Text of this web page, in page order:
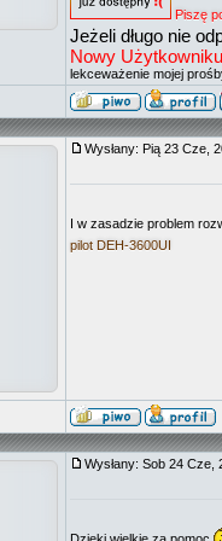
Piszę
Jeżeli długo nie
Nowy
lekceważenie mojej
Wysłany: Pią 23 Cze,
I w zasadzie problem
pilot DEH-3600UI
Wysłany: Sob 24 Cze,